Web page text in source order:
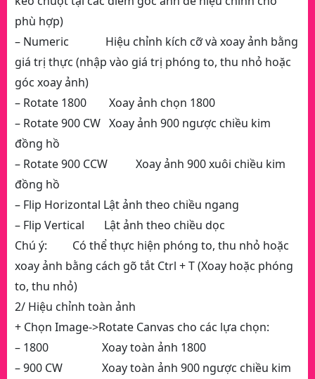
phù hợp)
– Numeric Hiệu chỉnh kích cỡ và xoay ảnh bằng
giá trị thực (nhập vào giá trị phóng to, thu nhỏ hoặc
góc xoay ảnh)
– Rotate 1800 Xoay ảnh chọn 1800
– Rotate 900 CW Xoay ảnh 900 ngược chiều kim
đồng hồ
– Rotate 900 CCW Xoay ảnh 900 xuôi chiều kim
đồng hồ
– Flip Horizontal Lật ảnh theo chiều ngang
– Flip Vertical Lật ảnh theo chiều dọc
Chú ý: Có thể thực hiện phóng to, thu nhỏ hoặc
xoay ảnh bằng cách gõ tắt Ctrl + T (Xoay hoặc phóng
to, thu nhỏ)
2/ Hiệu chỉnh toàn ảnh
+ Chọn Image->Rotate Canvas cho các lựa chọn:
– 1800 Xoay toàn ảnh 1800
– 900 CW Xoay toàn ảnh 900 ngược chiều kim